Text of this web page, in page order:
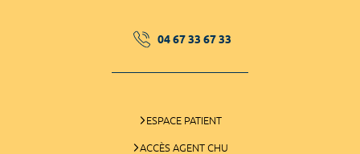
04 67 33 67 33
ESPACE PATIENT
ACCÈS AGENT CHU